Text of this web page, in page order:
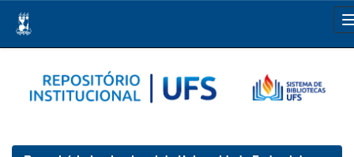
navigation